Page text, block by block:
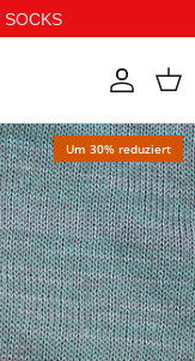
Konto
Um 30% reduziert